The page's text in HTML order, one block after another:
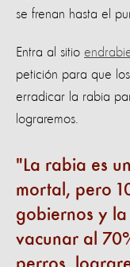
se frenan hasta el
Entra al sitio
petición para que
erradicar la rabia
lograremos.
La rabia es
mortal, pero
gobiernos y
vacunar al